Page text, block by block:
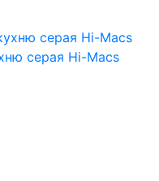
серая Hi-Macs